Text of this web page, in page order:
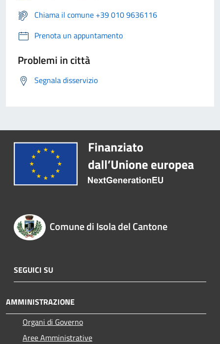
Chiama il comune +39 010 9636116
Prenota un appuntamento
Problemi in città
Segnala disservizio
Comune di Isola del Cantone
SEGUICI SU
AMMINISTRAZIONE
Organi di Governo
Aree Amministrative